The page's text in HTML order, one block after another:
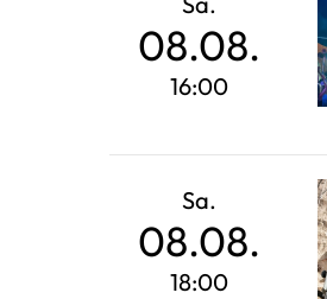
08.08.
16:00
Sa.
08.08.
18:00